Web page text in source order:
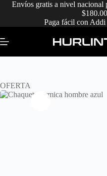
SaltarEnvíos gratis a nivel nacional
Paga fácil con
OFERTA